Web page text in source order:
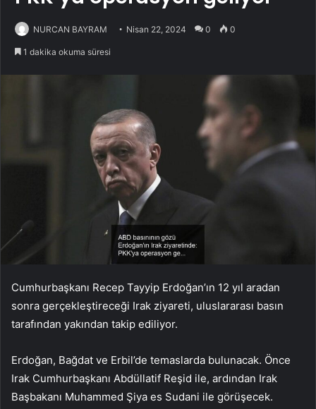
NURCAN BAYRAM Nisan 22, 2024 0 0
1 dakika okuma süresi
Cumhurbaşkanı Recep Tayyip Erdoğan’ın 12 yıl aradan
sonra gerçekleştireceği Irak ziyareti, uluslararası basın
tarafından yakından takip ediliyor.
Erdoğan, Bağdat ve Erbil’de temaslarda bulunacak. Önce
Irak Cumhurbaşkanı Abdüllatif Reşid ile, ardından Irak
Başbakanı Muhammed Şiya es Sudani ile görüşecek.